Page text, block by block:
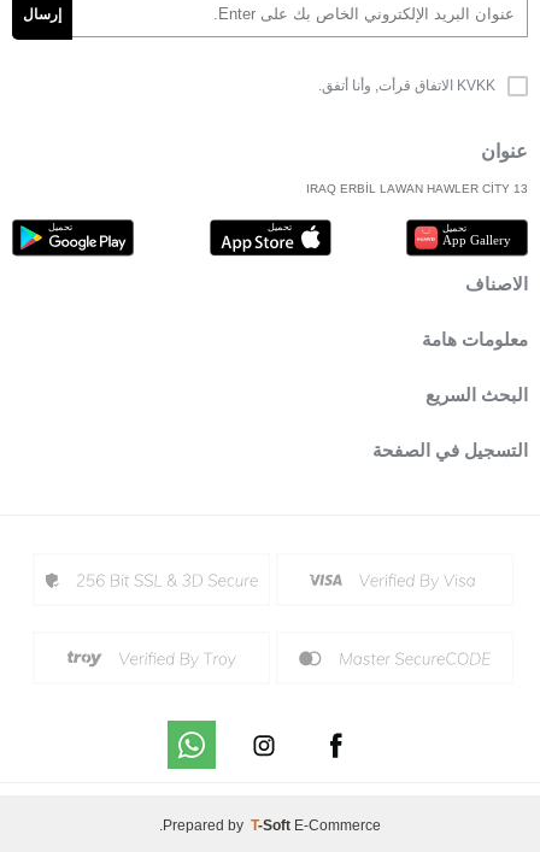
KVKK الاتفاق قرأت, وأنا أتفق.
عنوان
IRAQ ERBİL LAWAN HAWLER CİTY 13
الاصناف
معلومات هامة
البحث السريع
التسجيل في الصفحة
Prepared by T-Soft E-Commerce